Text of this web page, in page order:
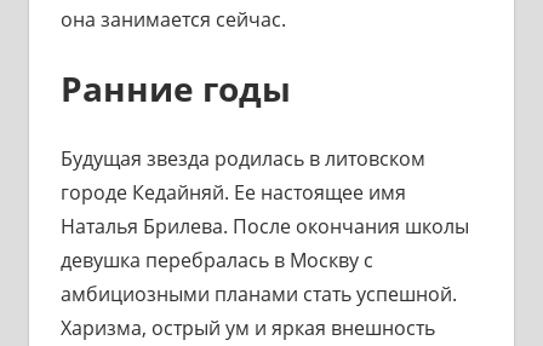
она занимается сейчас.
Ранние годы
Будущая звезда родилась в литовском
городе Кедайняй. Ее настоящее имя
Наталья Брилева. После окончания школы
девушка перебралась в Москву с
амбициозными планами стать успешной.
Харизма, острый ум и яркая внешность